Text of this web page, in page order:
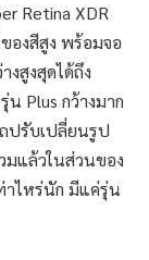
Retina XDR
องสีสูง พร้อมจอ
งสูงสุดได้ถึง
Plus กว้างมาก
ปรับเปลี่ยนรูป
มแล้วในส่วนของ
าไหร่นัก มีแค่รุ่น